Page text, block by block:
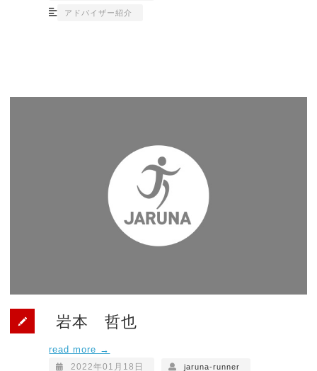
アドバイザー紹介
岩本 哲也
read more →
2022年01月18日 jaruna-runner